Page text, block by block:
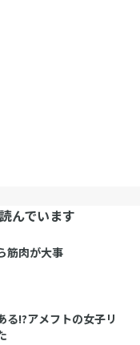
んでいます
筋肉が大事
る!?アメフトの女子リ